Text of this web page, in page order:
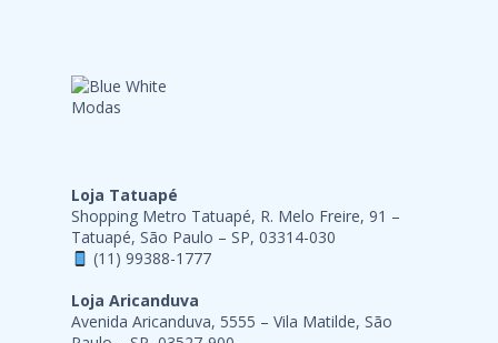
Loja Tatuapé
Shopping Metro Tatuapé, R. Melo Freire, 91 –
Tatuapé, São Paulo – SP, 03314-030
(11) 99388-1777
Loja Aricanduva
Avenida Aricanduva, 5555 – Vila Matilde, São